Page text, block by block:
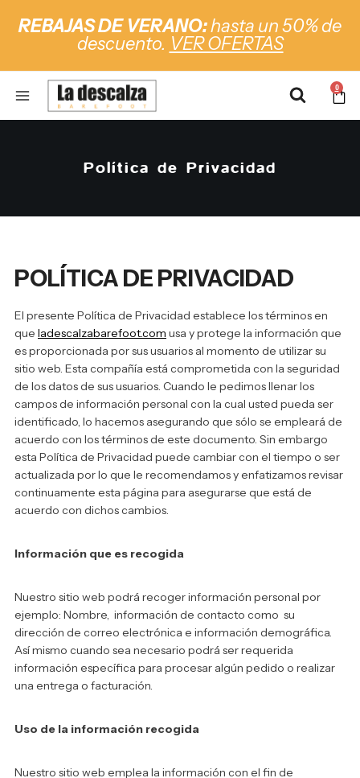
REBAJAS DE VERANO:hasta un 50% de
descuento. VER OFERTAS
0
Política de Privacidad
POLÍTICA DE PRIVACIDAD
El presente Política de Privacidad establece los términos en
que ladescalzabarefoot.com usa y protege la información que
es proporcionada por sus usuarios al momento de utilizar su
sitio web. Esta compañía está comprometida con la seguridad
de los datos de sus usuarios. Cuando le pedimos llenar los
campos de información personal con la cual usted pueda ser
identificado, lo hacemos asegurando que sólo se empleará de
acuerdo con los términos de este documento. Sin embargo
esta Política de Privacidad puede cambiar con el tiempo o ser
actualizada por lo que le recomendamos y enfatizamos revisar
continuamente esta página para asegurarse que está de
acuerdo con dichos cambios.
Información que es recogida
Nuestro sitio web podrá recoger información personal por
ejemplo: Nombre, información de contacto como su
dirección de correo electrónica e información demográfica.
Así mismo cuando sea necesario podrá ser requerida
información específica para procesar algún pedido o realizar
una entrega o facturación.
Uso de la información recogida
Nuestro sitio web emplea la información con el fin de